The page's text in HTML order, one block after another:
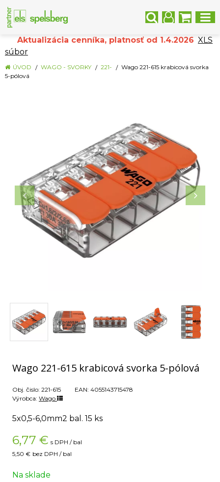
Aktualizácia cenníka, platnosť od 1.4.2026 XLS
súbor
ÚVOD WAGO - SVORKY 221-
Wago 221-615 krabicová svorka
5-pólová
Wago 221-615 krabicová svorka 5-pólová
Obj. čislo: 221-615 EAN: 4055143715478
Výrobca: Wago
5x0,5-6,0mm2 bal. 15 ks
6,77 € s DPH / bal
5,50 € bez DPH / bal
Na sklade